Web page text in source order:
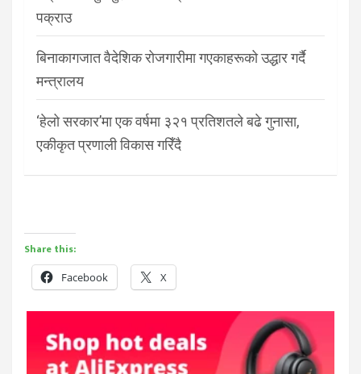
पक्राउ
बिनाकागजात वैदेशिक रोजगारीमा गएकाहरूको उद्धार गर्दै
मन्त्रालय
‘हेलो सरकार’मा एक वर्षमा ३२१ प्रतिशतले बढे गुनासा,
एकीकृत प्रणाली विकास गरिँदै
Share this:
Facebook X